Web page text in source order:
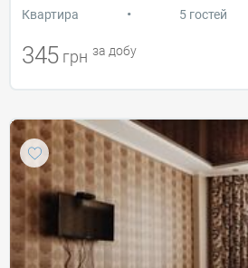
Квартира • 5 гостей
345 грн за добу